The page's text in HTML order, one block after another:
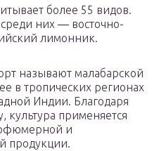
более 55 видов.
них ― восточно-
лимонник.
называют малабарской
в тропических регионах
Индии. Благодаря
культура применяется
и
продукции.